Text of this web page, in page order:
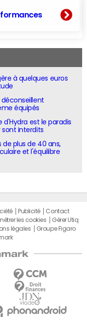
à quelques euros
déconseillent
équipés
d'Hydra est le paradis
sont interdits
de plus de 40 ans,
et l'équilibre
Publicité
Contact
les cookies
Gérer Utiq
légales
Groupe Figaro